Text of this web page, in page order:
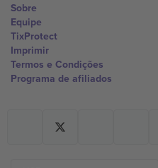
Sobre
Equipe
TixProtect
Imprimir
Termos e Condições
Programa de afiliados